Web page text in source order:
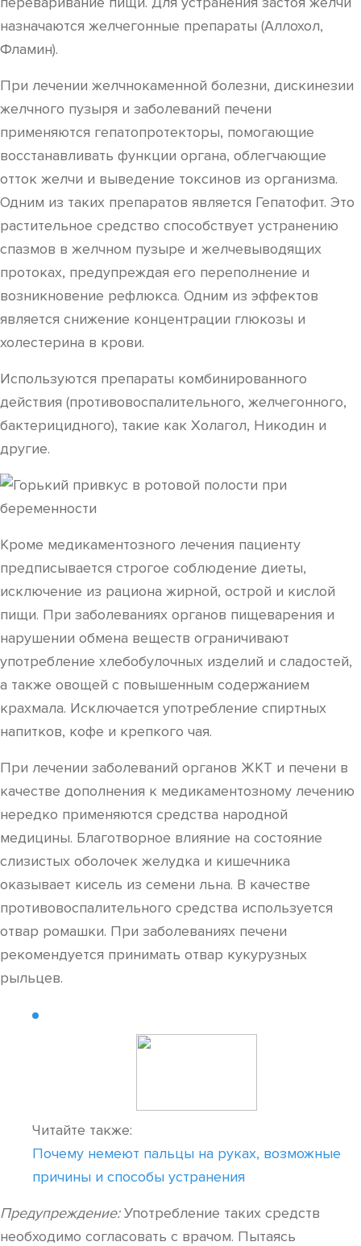
назначаются желчегонные препараты (Аллохол,
Фламин).
При лечении желчнокаменной болезни, дискинезии
желчного пузыря и заболеваний печени
применяются гепатопротекторы, помогающие
восстанавливать функции органа, облегчающие
отток желчи и выведение токсинов из организма.
Одним из таких препаратов является Гепатофит. Это
растительное средство способствует устранению
спазмов в желчном пузыре и желчевыводящих
протоках, предупреждая его переполнение и
возникновение рефлюкса. Одним из эффектов
является снижение концентрации глюкозы и
холестерина в крови.
Используются препараты комбинированного
действия (противовоспалительного, желчегонного,
бактерицидного), такие как Холагол, Никодин и
другие.
Кроме медикаментозного лечения пациенту
предписывается строгое соблюдение диеты,
исключение из рациона жирной, острой и кислой
пищи. При заболеваниях органов пищеварения и
нарушении обмена веществ ограничивают
употребление хлебобулочных изделий и сладостей,
а также овощей с повышенным содержанием
крахмала. Исключается употребление спиртных
напитков, кофе и крепкого чая.
При лечении заболеваний органов ЖКТ и печени в
качестве дополнения к медикаментозному лечению
нередко применяются средства народной
медицины. Благотворное влияние на состояние
слизистых оболочек желудка и кишечника
оказывает кисель из семени льна. В качестве
противовоспалительного средства используется
отвар ромашки. При заболеваниях печени
рекомендуется принимать отвар кукурузных
рыльцев.
Читайте также:
Почему немеют пальцы на руках, возможные
причины и способы устранения
Предупреждение:Употребление таких средств
необходимо согласовать с врачом. Пытаясь